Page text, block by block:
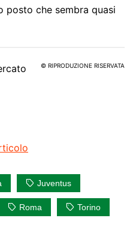
posto che sembra quasi
© RIPRODUZIONE RISERVATA
Juventus
Roma Torino